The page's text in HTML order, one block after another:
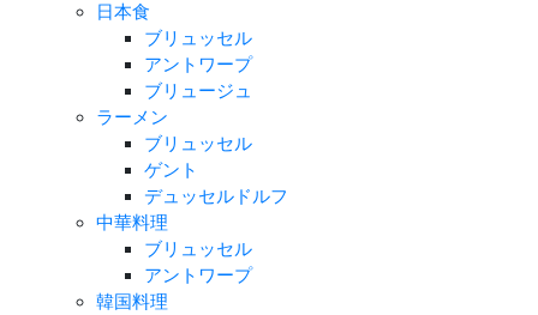
日本食
ブリュッセル
アントワープ
ブリュージュ
ラーメン
ブリュッセル
ゲント
デュッセルドルフ
中華料理
ブリュッセル
アントワープ
韓国料理